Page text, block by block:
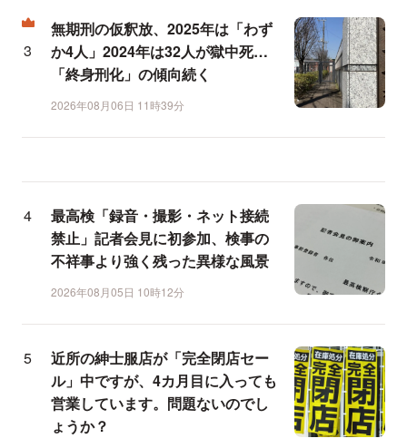
無期刑の仮釈放、2025年は「わず
か4人」2024年は32人が獄中死…
「終身刑化」の傾向続く
2026年08月06日 11時39分
最高検「録音・撮影・ネット接続
禁止」記者会見に初参加、検事の
不祥事より強く残った異様な風景
2026年08月05日 10時12分
近所の紳士服店が「完全閉店セー
ル」中ですが、4カ月目に入っても
営業しています。問題ないのでし
ょうか？